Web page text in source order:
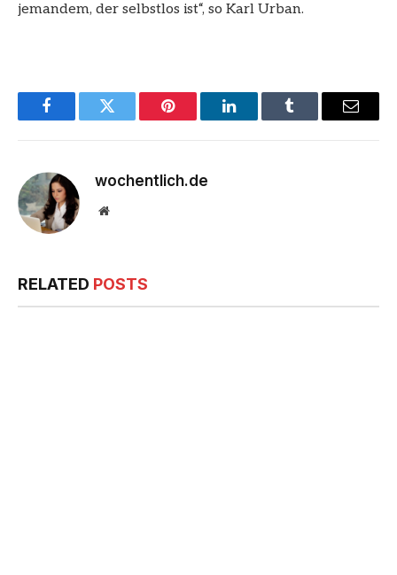
jemandem, der selbstlos ist“, so Karl Urban.
FacebookTwitter Pinterest LinkedInTumblr Email
wochentlich.de
Website
RELATED POSTS